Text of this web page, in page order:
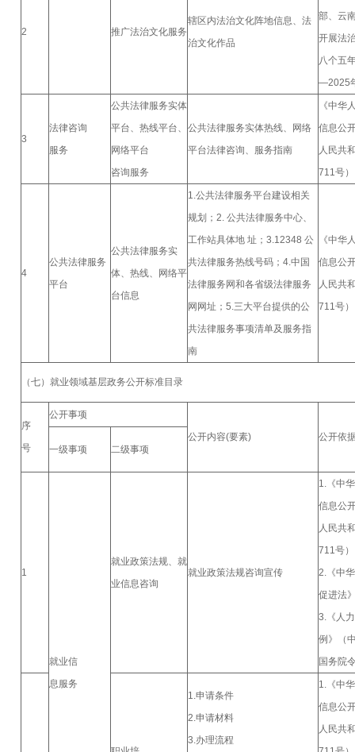
部、云
开展法
八个五
—2025
2 推广法治文化服务
辖区内法治文化阵地信息、法
治文化作品
3
法律咨询
服务
公共法律服务实体
平台、热线平台、
网络平台
咨询服务
公共法律服务实体热线、网络
平台法律咨询、服务指南
《中华
信息公
人民共
711号）
4
公共法律服务
平台
公共法律服务实
体、热线、网络平
台信息
1.公共法律服务平台建设相关
规划；2. 公共法律服务中心、
工作站具体地 址；3.12348 公
共法律服务热线号码；4.中国
法律服务网和各省级法律服务
网网址；5.三大平台提供的公
共法律服务事项清单及服务指
南
《中华
信息公
人民共
711号）
（七）就业领域基层政务公开标准目录
序
号
公开事项
公开内容(要素)
公开依
一级事项
二级事项
1
就业信
息服务
就业政策法规、就
业信息咨询
就业政策法规咨询宣传
1.《中
信息公
人民共
711号
2.《中
促进法
3.《人
例》（
国务院
1.申请条件
2.申请材料
3.办理流程
1.《中
信息公
人民共